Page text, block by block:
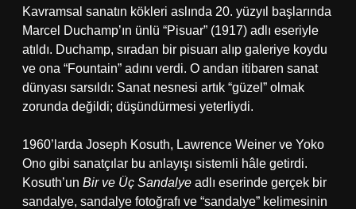
Kavramsal sanatın kökleri aslında 20. yüzyıl başlarında
Marcel Duchamp’ın ünlü “Pisuar” (1917) adlı eseriyle
atıldı. Duchamp, sıradan bir pisuarı alıp galeriye koydu
ve ona “Fountain” adını verdi. O andan itibaren sanat
dünyası sarsıldı: Sanat nesnesi artık “güzel” olmak
zorunda değildi; düşündürmesi yeterliydi.
1960’larda Joseph Kosuth, Lawrence Weiner ve Yoko
Ono gibi sanatçılar bu anlayışı sistemli hâle getirdi.
Kosuth’un Bir ve Üç Sandalye adlı eserinde gerçek bir
sandalye, sandalye fotoğrafı ve “sandalye” kelimesinin